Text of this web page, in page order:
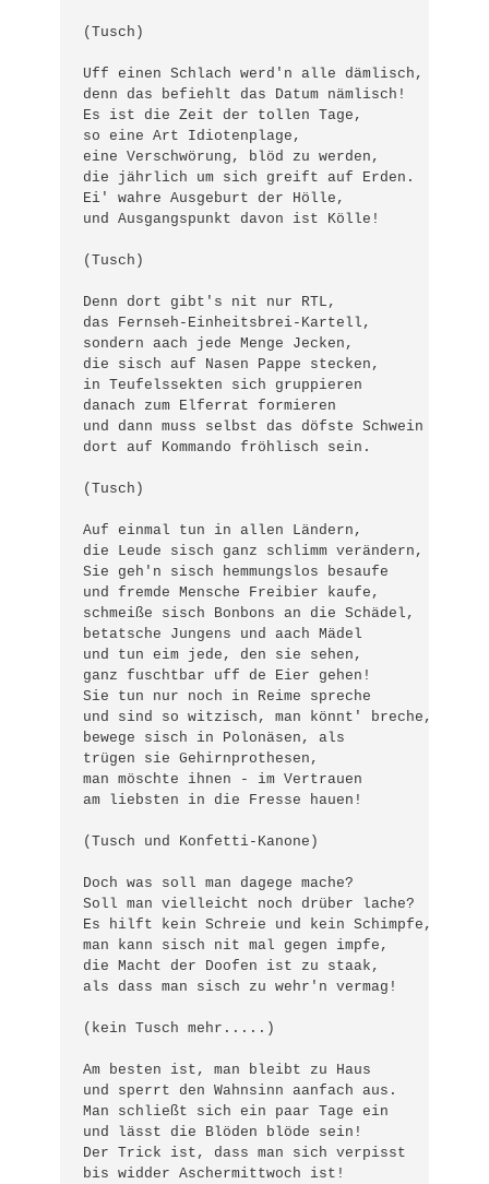
(Tusch)
Uff einen Schlach werd'n alle dämlisch,
denn das befiehlt das Datum nämlisch!
Es ist die Zeit der tollen Tage,
so eine Art Idiotenplage,
eine Verschwörung, blöd zu werden,
die jährlich um sich greift auf Erden.
Ei' wahre Ausgeburt der Hölle,
und Ausgangspunkt davon ist Kölle!
(Tusch)
Denn dort gibt's nit nur RTL,
das Fernseh-Einheitsbrei-Kartell,
sondern aach jede Menge Jecken,
die sisch auf Nasen Pappe stecken,
in Teufelssekten sich gruppieren
danach zum Elferrat formieren
und dann muss selbst das döfste Schwein
dort auf Kommando fröhlisch sein.
(Tusch)
Auf einmal tun in allen Ländern,
die Leude sisch ganz schlimm verändern,
Sie geh'n sisch hemmungslos besaufe
und fremde Mensche Freibier kaufe,
schmeiße sisch Bonbons an die Schädel,
betatsche Jungens und aach Mädel
und tun eim jede, den sie sehen,
ganz fuschtbar uff de Eier gehen!
Sie tun nur noch in Reime spreche
und sind so witzisch, man könnt' breche,
bewege sisch in Polonäsen, als
trügen sie Gehirnprothesen,
man möschte ihnen - im Vertrauen
am liebsten in die Fresse hauen!
(Tusch und Konfetti-Kanone)
Doch was soll man dagege mache?
Soll man vielleicht noch drüber lache?
Es hilft kein Schreie und kein Schimpfe,
man kann sisch nit mal gegen impfe,
die Macht der Doofen ist zu staak,
als dass man sisch zu wehr'n vermag!
(kein Tusch mehr.....)
Am besten ist, man bleibt zu Haus
und sperrt den Wahnsinn aanfach aus.
Man schließt sich ein paar Tage ein
und lässt die Blöden blöde sein!
Der Trick ist, dass man sich verpisst
bis widder Aschermittwoch ist!